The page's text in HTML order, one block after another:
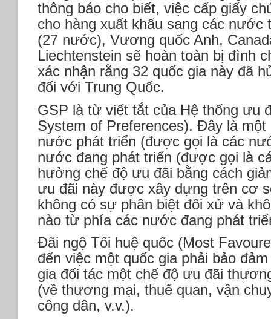
thông báo cho biết, việc cấp giấy
cho hàng xuất khẩu sang các nước
(27 nước), Vương quốc Anh,
Liechtenstein sẽ hoàn toàn bị đình
xác nhận rằng 32 quốc gia này đã
đối với Trung Quốc.
GSP là từ viết tắt của Hệ thống ưu
System of Preferences). Đây là
nước phát triển (được gọi là các
nước đang phát triển (được gọi là
hưởng chế độ ưu đãi bằng cách
ưu đãi này được xây dựng trên cơ
không có sự phân biệt đối xử và
nào từ phía các nước đang phát
Đãi ngộ Tối huệ quốc (Most
đến việc một quốc gia phải bảo
gia đối tác một chế độ ưu đãi
(về thương mại, thuế quan, vận
công dân, v.v.).